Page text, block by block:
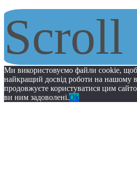
Scroll
Ми використовуємо файли cookie, щоб
найкращий досвід роботи на нашому
продовжуєте користуватися цим
ви ним задоволені.Ok